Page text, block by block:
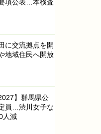
項公表…本検査
に交流拠点を開
地域住民へ開放
】群馬県公
員…渋川女子な
人減